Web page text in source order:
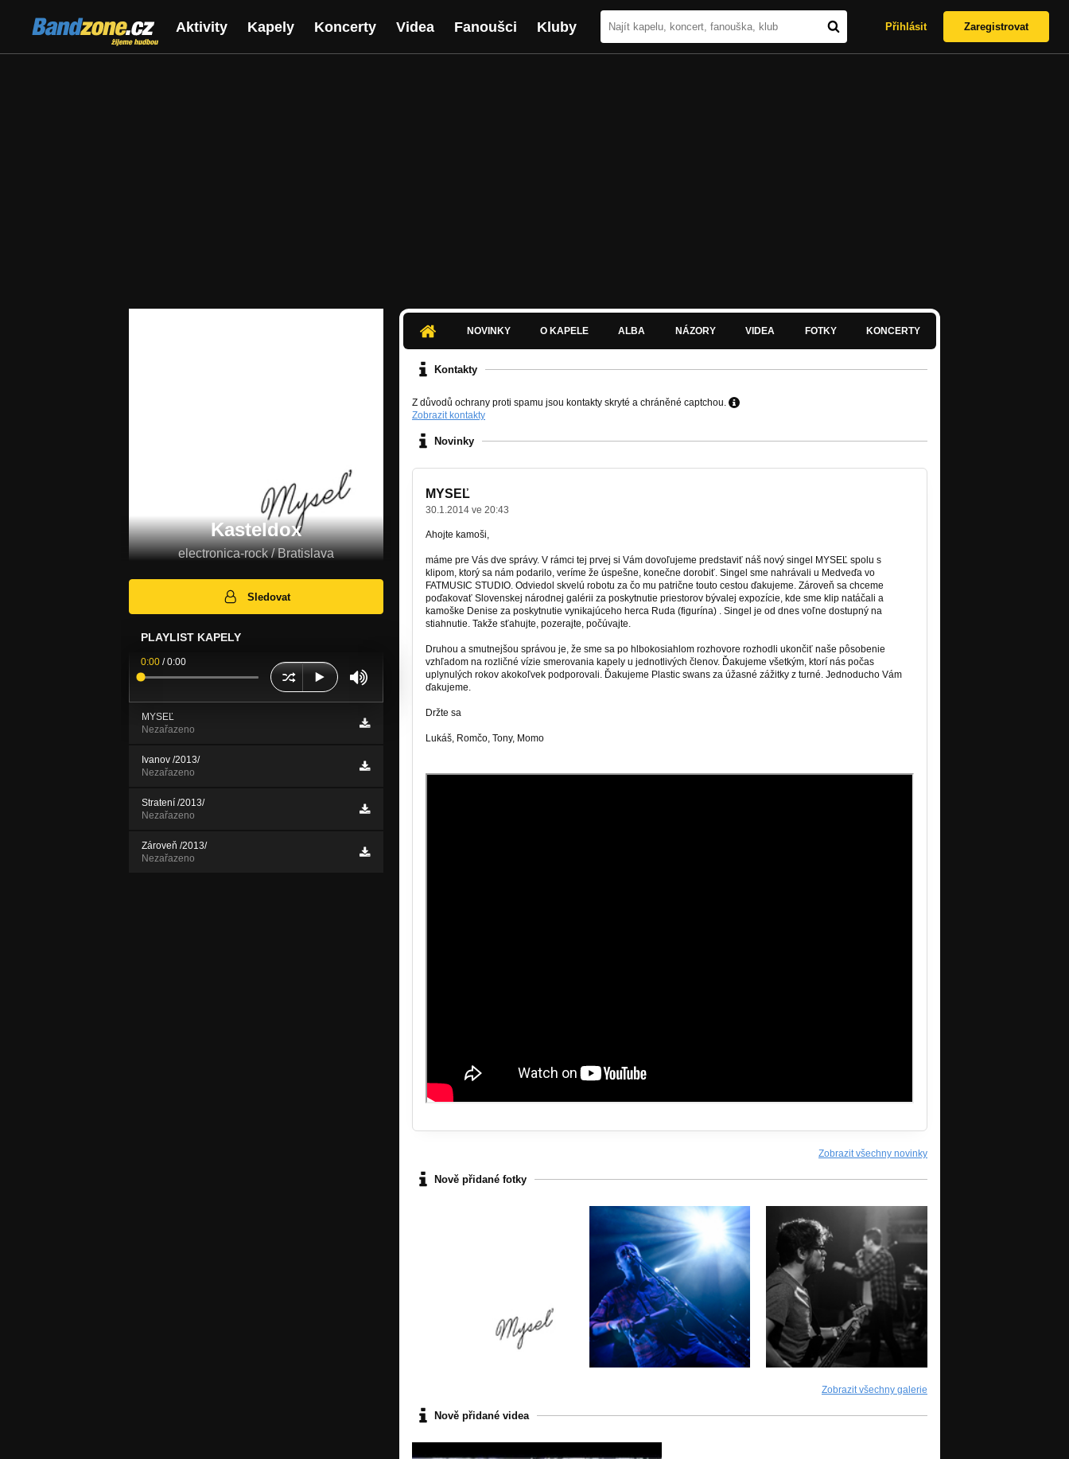
Bandzone.cz
žijeme hudbou
Aktivity Kapely Koncerty Videa Fanoušci Kluby Přihlásit Zaregistrovat
Kasteldox
electronica-rock / Bratislava
Sledovat
PLAYLIST KAPELY
0:00 /0:00
MYSEĽ
Nezařazeno
Ivanov /2013/
Nezařazeno
Stratení /2013/
Nezařazeno
Zároveň /2013/
Nezařazeno
NOVINKY O KAPELE ALBA NÁZORY VIDEA FOTKY KONCERTY
Kontakty
Z důvodů ochrany proti spamu jsou kontakty skryté a chráněné captchou.
Zobrazit kontakty
Novinky
MYSEĽ
30.1.2014 ve 20:43
Ahojte kamoši,
máme pre Vás dve správy. V rámci tej prvej si Vám dovoľujeme predstaviť náš nový singel MYSEĽ spolu s
klipom, ktorý sa nám podarilo, veríme že úspešne, konečne dorobiť. Singel sme nahrávali u Medveďa vo
FATMUSIC STUDIO. Odviedol skvelú robotu za čo mu patrične touto cestou ďakujeme. Zároveň sa chceme
poďakovať Slovenskej národnej galérii za poskytnutie priestorov bývalej expozície, kde sme klip natáčali a
kamoške Denise za poskytnutie vynikajúceho herca Ruda (figurína) . Singel je od dnes voľne dostupný na
stiahnutie. Takže sťahujte, pozerajte, počúvajte.
Druhou a smutnejšou správou je, že sme sa po hlbokosiahlom rozhovore rozhodli ukončiť naše pôsobenie
vzhľadom na rozličné vízie smerovania kapely u jednotlivých členov. Ďakujeme všetkým, ktorí nás počas
uplynulých rokov akokoľvek podporovali. Ďakujeme Plastic swans za úžasné zážitky z turné. Jednoducho Vám
ďakujeme.
Držte sa
Lukáš, Romčo, Tony, Momo
Zobrazit všechny novinky
Nově přidané fotky
Zobrazit všechny galerie
Nově přidané videa